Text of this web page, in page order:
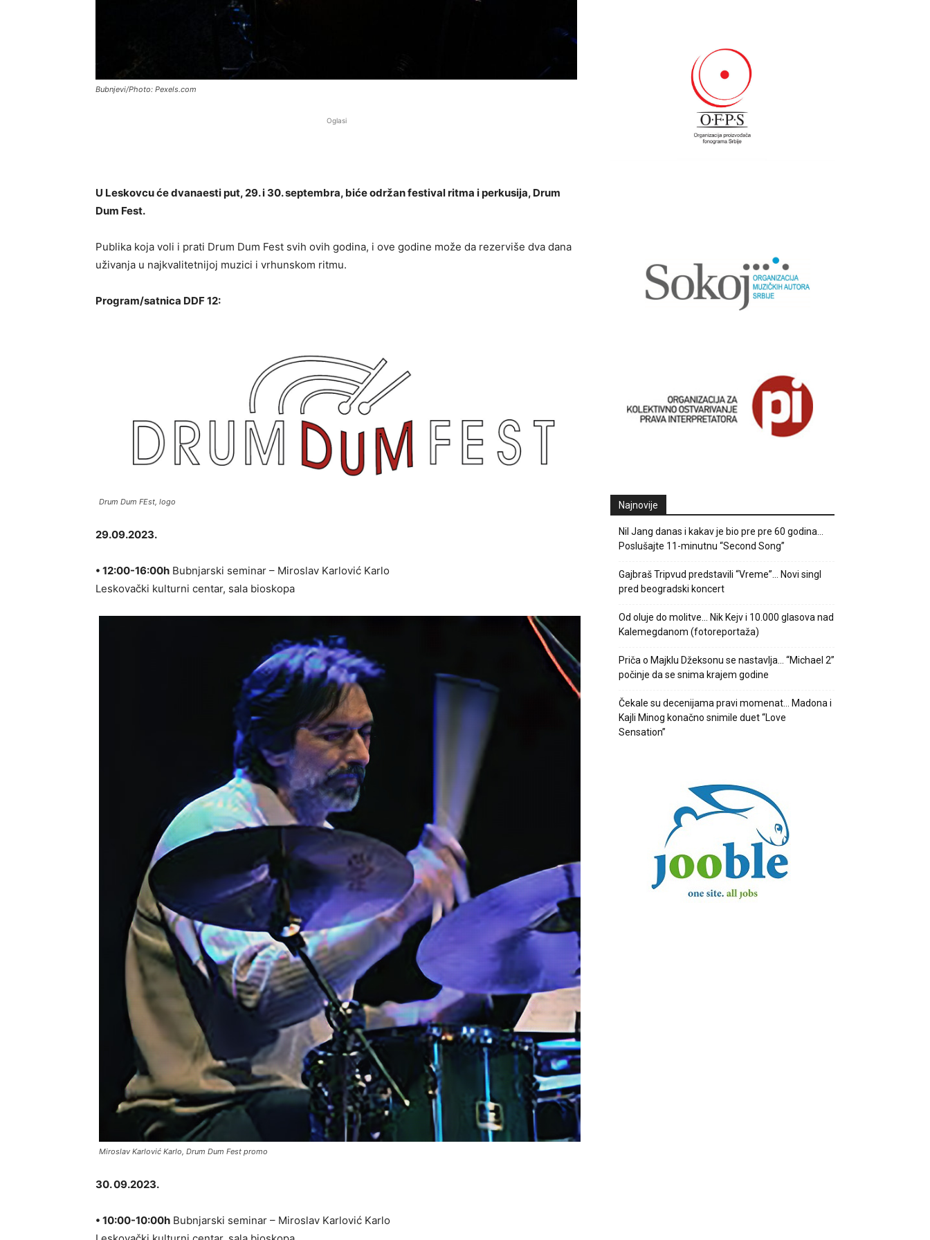
Bubnjevi/Photo: Pexels.com
Oglasi
U Leskovcu će dvanaesti put, 29. i 30. septembra, biće održan festival ritma i perkusija, Drum
Dum Fest.
Publika koja voli i prati Drum Dum Fest svih ovih godina, i ove godine može da rezerviše dva dana
uživanja u najkvalitetnijoj muzici i vrhunskom ritmu.
Program/satnica DDF 12:
Drum Dum FEst, logo
29.09.2023.
• 12:00-16:00h Bubnjarski seminar – Miroslav Karlović Karlo
Leskovački kulturni centar, sala bioskopa
Miroslav Karlović Karlo, Drum Dum Fest promo
30. 09.2023.
• 10:00-10:00h Bubnjarski seminar – Miroslav Karlović Karlo
Najnovije
Nil Jang danas i kakav je bio pre pre 60 godina…
Poslušajte 11-minutnu “Second Song”
Gajbraš Tripvud predstavili “Vreme”… Novi singl
pred beogradski koncert
Od oluje do molitve… Nik Kejv i 10.000 glasova nad
Kalemegdanom (fotoreportaža)
Priča o Majklu Džeksonu se nastavlja… “Michael 2”
počinje da se snima krajem godine
Čekale su decenijama pravi momenat… Madona i
Kajli Minog konačno snimile duet “Love
Sensation”